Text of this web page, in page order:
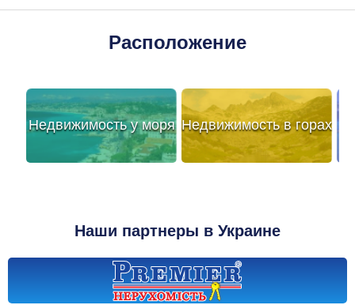
Расположение
Недвижимость у моря Недвижимость в горах
Наши партнеры в Украине